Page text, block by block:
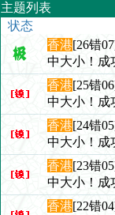
主题列表
状态
香港[26错
中大小！成
香港[25错
中大小！成
香港[24错
中大小！成
香港[23错
中大小！成
香港[22错